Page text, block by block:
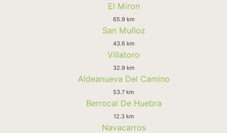
El Miron
65.9 km
San Muñoz
43.6 km
Villatoro
32.9 km
Aldeanueva Del Camino
53.7 km
Berrocal De Huebra
12.3 km
Navacarros